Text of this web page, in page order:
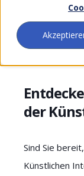
der
Sind Sie
Künstlichen